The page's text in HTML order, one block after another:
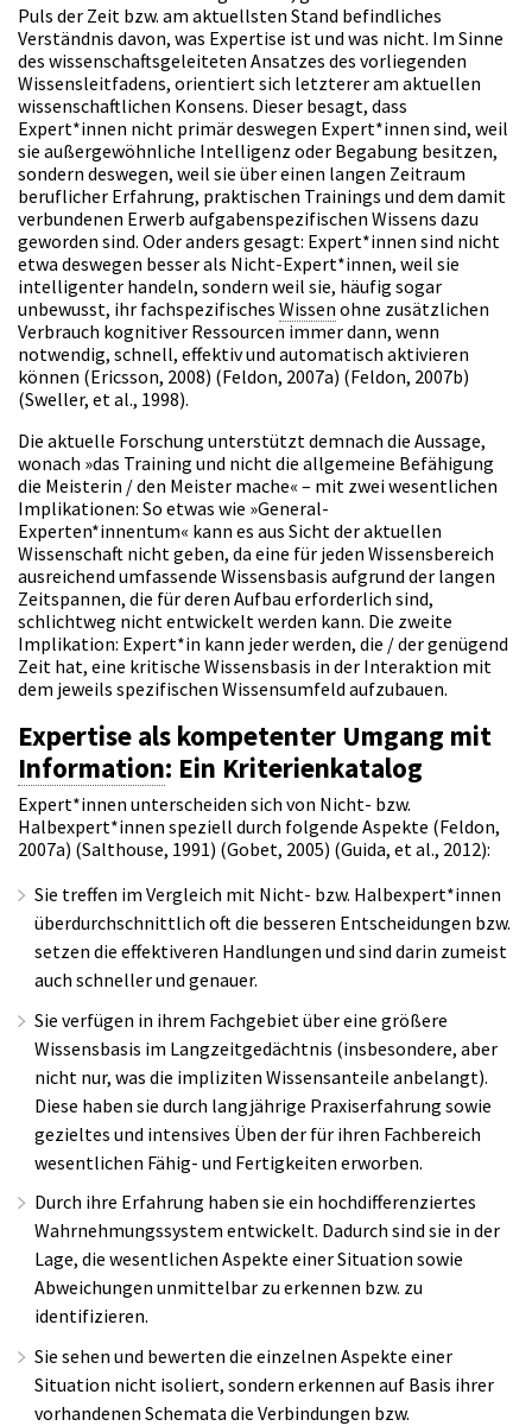
Puls der Zeit bzw. am aktuellsten Stand befindliches
Verständnis davon, was Expertise ist und was nicht. Im Sinne
des wissenschaftsgeleiteten Ansatzes des vorliegenden
Wissensleitfadens, orientiert sich letzterer am aktuellen
wissenschaftlichen Konsens. Dieser besagt, dass
Expert*innen nicht primär deswegen Expert*innen sind, weil
sie außergewöhnliche Intelligenz oder Begabung besitzen,
sondern deswegen, weil sie über einen langen Zeitraum
beruflicher Erfahrung, praktischen Trainings und dem damit
verbundenen Erwerb aufgabenspezifischen Wissens dazu
geworden sind. Oder anders gesagt: Expert*innen sind nicht
etwa deswegen besser als Nicht-Expert*innen, weil sie
intelligenter handeln, sondern weil sie, häufig sogar
unbewusst, ihr fachspezifisches Wissen ohne zusätzlichen
Verbrauch kognitiver Ressourcen immer dann, wenn
notwendig, schnell, effektiv und automatisch aktivieren
können (Ericsson, 2008) (Feldon, 2007a) (Feldon, 2007b)
(Sweller, et al., 1998).
Die aktuelle Forschung unterstützt demnach die Aussage,
wonach »das Training und nicht die allgemeine Befähigung
die Meisterin / den Meister mache« – mit zwei wesentlichen
Implikationen: So etwas wie »General-
Experten*innentum« kann es aus Sicht der aktuellen
Wissenschaft nicht geben, da eine für jeden Wissensbereich
ausreichend umfassende Wissensbasis aufgrund der langen
Zeitspannen, die für deren Aufbau erforderlich sind,
schlichtweg nicht entwickelt werden kann. Die zweite
Implikation: Expert*in kann jeder werden, die / der genügend
Zeit hat, eine kritische Wissensbasis in der Interaktion mit
dem jeweils spezifischen Wissensumfeld aufzubauen.
Expertise als kompetenter Umgang mit
Information: Ein Kriterienkatalog
Expert*innen unterscheiden sich von Nicht- bzw.
Halbexpert*innen speziell durch folgende Aspekte (Feldon,
2007a) (Salthouse, 1991) (Gobet, 2005) (Guida, et al., 2012):
Sie treffen im Vergleich mit Nicht- bzw. Halbexpert*innen
überdurchschnittlich oft die besseren Entscheidungen bzw.
setzen die effektiveren Handlungen und sind darin zumeist
auch schneller und genauer.
Sie verfügen in ihrem Fachgebiet über eine größere
Wissensbasis im Langzeitgedächtnis (insbesondere, aber
nicht nur, was die impliziten Wissensanteile anbelangt).
Diese haben sie durch langjährige Praxiserfahrung sowie
gezieltes und intensives Üben der für ihren Fachbereich
wesentlichen Fähig- und Fertigkeiten erworben.
Durch ihre Erfahrung haben sie ein hochdifferenziertes
Wahrnehmungssystem entwickelt. Dadurch sind sie in der
Lage, die wesentlichen Aspekte einer Situation sowie
Abweichungen unmittelbar zu erkennen bzw. zu
identifizieren.
Sie sehen und bewerten die einzelnen Aspekte einer
Situation nicht isoliert, sondern erkennen auf Basis ihrer
vorhandenen Schemata die Verbindungen bzw.